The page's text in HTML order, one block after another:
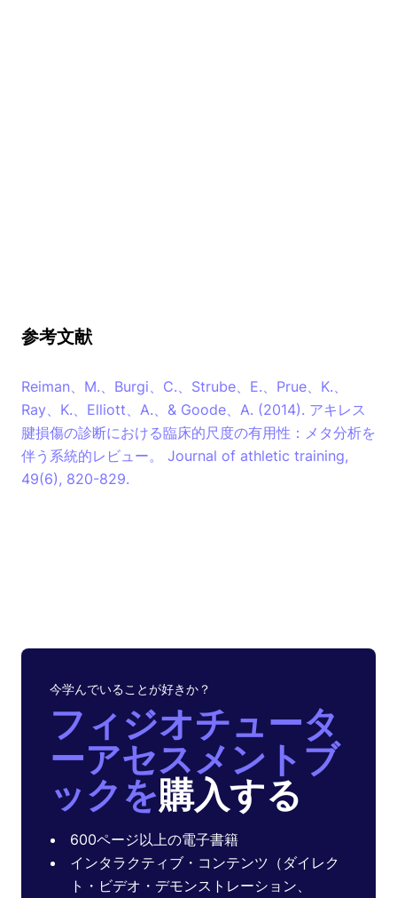
参考文献
Reiman、M.、Burgi、C.、Strube、E.、Prue、K.、
Ray、K.、Elliott、A.、& Goode、A. (2014). アキレス
腱損傷の診断における臨床的尺度の有用性：メタ分析を
伴う系統的レビュー。 Journal of athletic training,
49(6), 820-829.
今学んでいることが好きか？
フィジオチュータ
ーアセスメントブ
ックを購入する
600ページ以上の電子書籍
インタラクティブ・コンテンツ（ダイレク
ト・ビデオ・デモンストレーション、